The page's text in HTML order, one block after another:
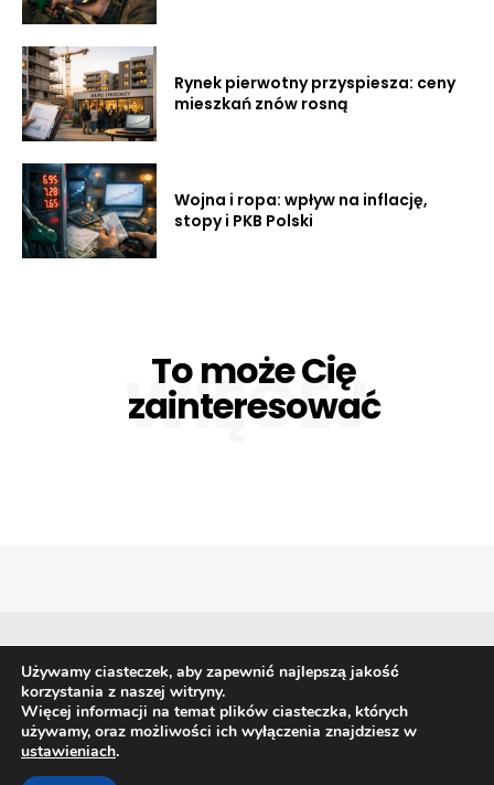
Rynek pierwotny przyspiesza: ceny
mieszkań znów rosną
Wojna i ropa: wpływ na inflację,
stopy i PKB Polski
To może Cię
zainteresować
WIĘCEJ
Biznes Giełda i waluty
Prawo
Technologia i trendy
Używamy ciasteczek, aby zapewnić najlepszą jakość
korzystania z naszej witryny.
Więcej informacji na temat plików ciasteczka, których
używamy, oraz możliwości ich wyłączenia znajdziesz w
ustawieniach.